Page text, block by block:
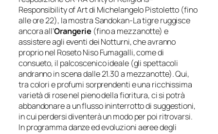
Responsibilityof Artdi Michelangelo Pistoletto (fino
alle ore 22), la mostraSandokan-La tigre ruggisce
ancoraall’Orangerie (fino a mezzanotte) e
assistere agli eventi dei Notturni, che avranno
proprio nel Roseto Niso Fumagalli, come di
consueto, il palcoscenico ideale (gli spettacoli
andranno in scena dalle 21.30 a mezzanotte). Qui,
tra colori e profumi sorprendenti e una ricchissima
varietà di rose nel pieno della fioritura, ci si potrà
abbandonare a un flusso ininterrotto di suggestioni,
in cui perdersi diventerà un modo per poi ritrovarsi.
In programma danze ed evoluzioni aeree degli